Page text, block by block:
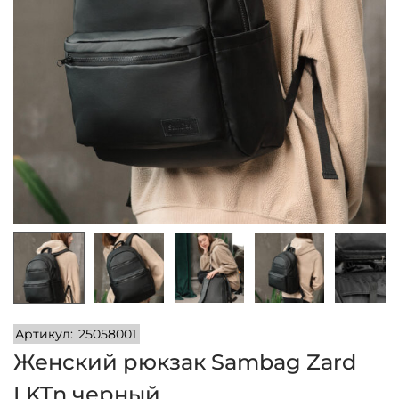
и
и
м
о
Артикул: 25058001
Женский рюкзак Sambag Zard